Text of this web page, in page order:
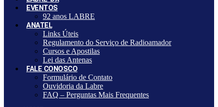
EVENTOS
92 anos LABRE
ANATEL
Links Úteis
Regulamento do Serviço de Radioamador
Cursos e Apostilas
Lei das Antenas
FALE CONOSCO
Formulário de Contato
Ouvidoria da Labre
FAQ – Perguntas Mais Frequentes